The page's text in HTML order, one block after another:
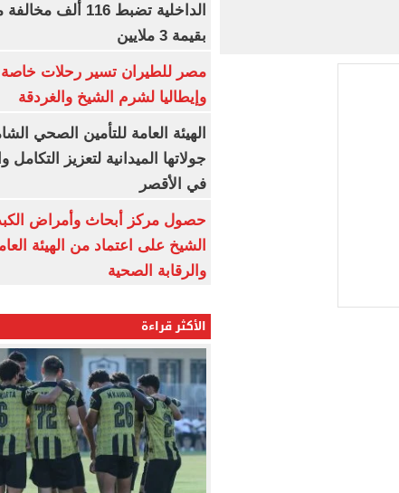
الداخلية تضبط 116
بقيمة 3 ملايين
مصر للطيران تسير رحلات خاصة
وإيطاليا لشرم الشيخ والغردقة
الهيئة العامة للتأمين الصحي
جولاتها الميدانية لتعزيز التكامل
في الأقصر
حصول مركز أبحاث وأمراض
الشيخ على اعتماد من الهيئة
والرقابة الصحية
الأكثر قراءة